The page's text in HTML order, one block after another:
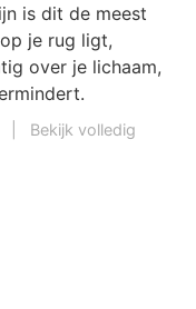
is dit de meest
je rug ligt,
over je lichaam,
Bekijk volledig